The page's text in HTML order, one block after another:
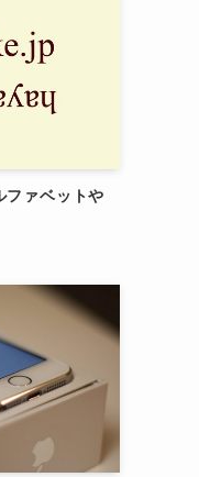
ァベットや